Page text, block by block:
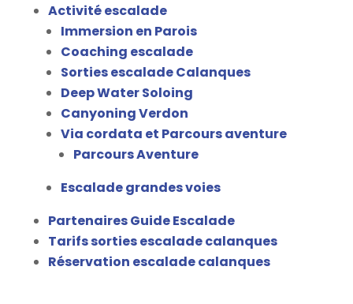
Activité escalade
Immersion en Parois
Coaching escalade
Sorties escalade Calanques
Deep Water Soloing
Canyoning Verdon
Via cordata et Parcours aventure
Parcours Aventure
Escalade grandes voies
Partenaires Guide Escalade
Tarifs sorties escalade calanques
Réservation escalade calanques